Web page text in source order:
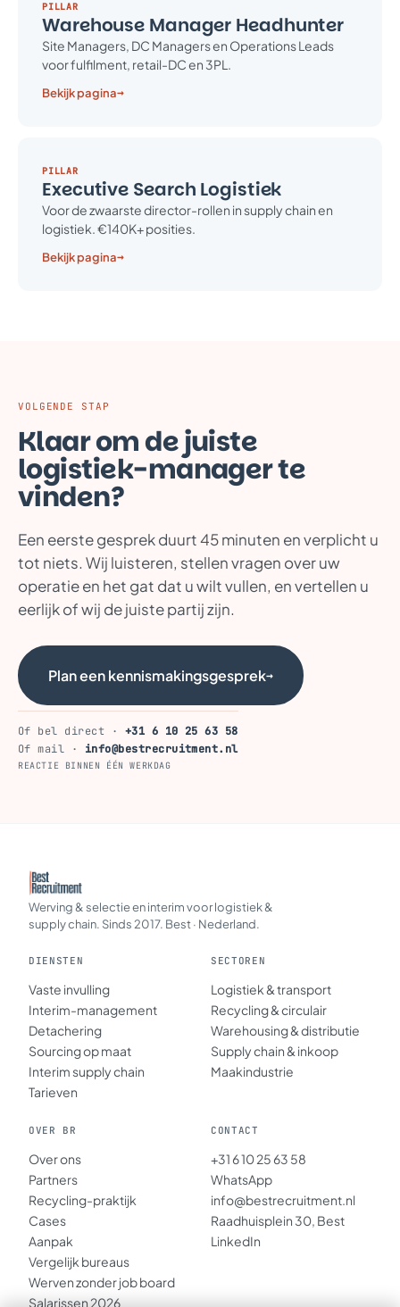
PILLAR
Warehouse Manager Headhunter
Site Managers, DC Managers en Operations Leads
voor fulfilment, retail-DC en 3PL.
Bekijk pagina→
PILLAR
Executive Search Logistiek
Voor de zwaarste director-rollen in supply chain en
logistiek. €140K+ posities.
Bekijk pagina→
VOLGENDE STAP
Klaar om de juiste
logistiek-manager te
vinden?
Een eerste gesprek duurt 45 minuten en verplicht u
tot niets. Wij luisteren, stellen vragen over uw
operatie en het gat dat u wilt vullen, en vertellen u
eerlijk of wij de juiste partij zijn.
Plan een kennismakingsgesprek→
Of bel direct · +31 6 10 25 63 58
Of mail · info@bestrecruitment.nl
REACTIE BINNEN ÉÉN WERKDAG
Werving & selectie en interim voor logistiek &
supply chain. Sinds 2017. Best · Nederland.
DIENSTEN
Vaste invulling
Interim-management
Detachering
Sourcing op maat
Interim supply chain
Tarieven
SECTOREN
Logistiek & transport
Recycling & circulair
Warehousing & distributie
Supply chain & inkoop
Maakindustrie
OVER BR
Over ons
Partners
Recycling-praktijk
Cases
Aanpak
Vergelijk bureaus
Werven zonder job board
Salarissen 2026
CONTACT
+31 6 10 25 63 58
WhatsApp
info@bestrecruitment.nl
Raadhuisplein 30, Best
LinkedIn